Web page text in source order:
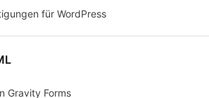
für WordPress
Gravity Forms